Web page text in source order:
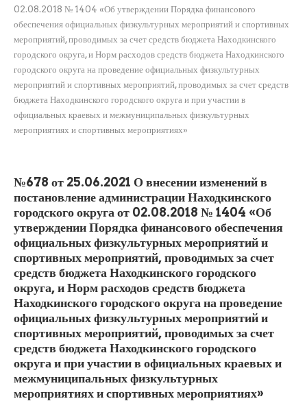
02.08.2018 № 1404 «Об утверждении Порядка финансового
обеспечения официальных физкультурных мероприятий и спортивных
мероприятий, проводимых за счет средств бюджета Находкинского
городского округа, и Норм расходов средств бюджета Находкинского
городского округа на проведение официальных физкультурных
мероприятий и спортивных мероприятий, проводимых за счет средств
бюджета Находкинского городского округа и при участии в
официальных краевых и межмуниципальных физкультурных
мероприятиях и спортивных мероприятиях»
№678 от 25.06.2021 О внесении изменений в
постановление администрации Находкинского
городского округа от 02.08.2018 № 1404 «Об
утверждении Порядка финансового обеспечения
официальных физкультурных мероприятий и
спортивных мероприятий, проводимых за счет
средств бюджета Находкинского городского
округа, и Норм расходов средств бюджета
Находкинского городского округа на проведение
официальных физкультурных мероприятий и
спортивных мероприятий, проводимых за счет
средств бюджета Находкинского городского
округа и при участии в официальных краевых и
межмуниципальных физкультурных
мероприятиях и спортивных мероприятиях»